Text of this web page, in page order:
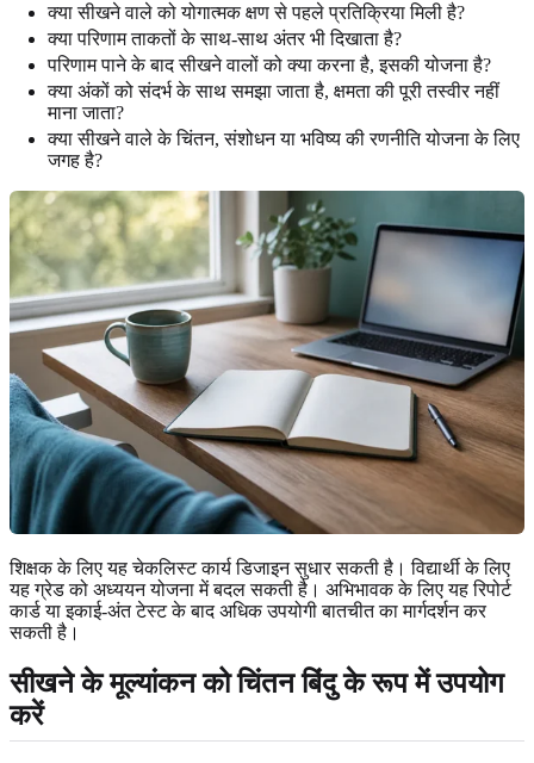
क्या सीखने वाले को योगात्मक क्षण से पहले प्रतिक्रिया मिली है?
क्या परिणाम ताकतों के साथ-साथ अंतर भी दिखाता है?
परिणाम पाने के बाद सीखने वालों को क्या करना है, इसकी योजना है?
क्या अंकों को संदर्भ के साथ समझा जाता है, क्षमता की पूरी तस्वीर नहीं
माना जाता?
क्या सीखने वाले के चिंतन, संशोधन या भविष्य की रणनीति योजना के लिए
जगह है?
शिक्षक के लिए यह चेकलिस्ट कार्य डिजाइन सुधार सकती है। विद्यार्थी के लिए
यह ग्रेड को अध्ययन योजना में बदल सकती है। अभिभावक के लिए यह रिपोर्ट
कार्ड या इकाई-अंत टेस्ट के बाद अधिक उपयोगी बातचीत का मार्गदर्शन कर
सकती है।
सीखने के मूल्यांकन को चिंतन बिंदु के रूप में उपयोग
करें